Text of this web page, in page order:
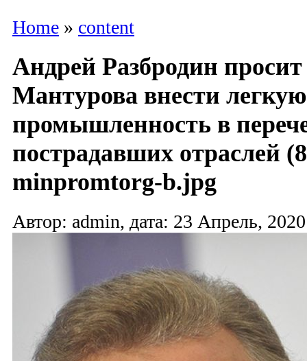
Home » content
Андрей Разбродин
Мантурова внести легкую
промышленность в
пострадавших отраслей
minpromtorg-b.jpg
Автор: admin, дата: 23 Апрель,